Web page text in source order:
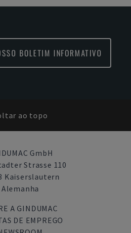
BOLETIM INFORMATIVO
ao topo
GmbH
Strasse 110
Kaiserslautern
Alemanha
A GINDUMAC
DE EMPREGO